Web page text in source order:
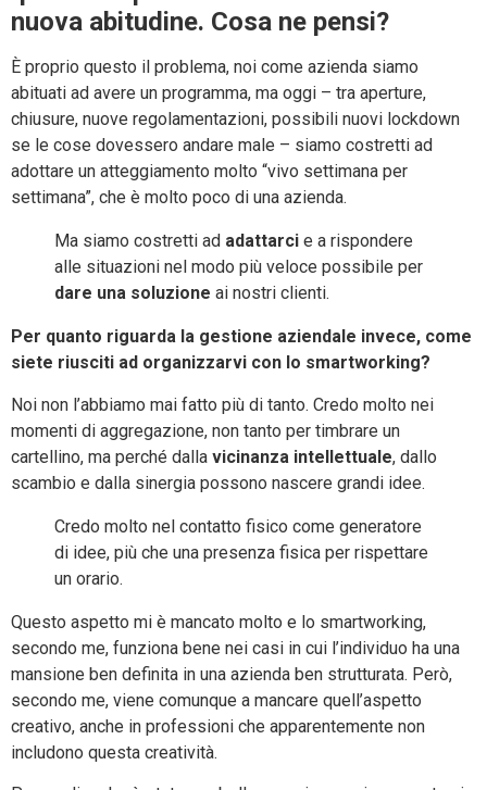
nuova abitudine. Cosa ne pensi?
È proprio questo il problema, noi come azienda siamo
abituati ad avere un programma, ma oggi – tra aperture,
chiusure, nuove regolamentazioni, possibili nuovi lockdown
se le cose dovessero andare male – siamo costretti ad
adottare un atteggiamento molto “vivo settimana per
settimana”, che è molto poco di una azienda.
Ma siamo costretti ad adattarci e a rispondere
alle situazioni nel modo più veloce possibile per
dare una soluzione ai nostri clienti.
Per quanto riguarda la gestione aziendale invece, come
siete riusciti ad organizzarvi con lo smartworking?
Noi non l’abbiamo mai fatto più di tanto. Credo molto nei
momenti di aggregazione, non tanto per timbrare un
cartellino, ma perché dalla vicinanza intellettuale, dallo
scambio e dalla sinergia possono nascere grandi idee.
Credo molto nel contatto fisico come generatore
di idee, più che una presenza fisica per rispettare
un orario.
Questo aspetto mi è mancato molto e lo smartworking,
secondo me, funziona bene nei casi in cui l’individuo ha una
mansione ben definita in una azienda ben strutturata. Però,
secondo me, viene comunque a mancare quell’aspetto
creativo, anche in professioni che apparentemente non
includono questa creatività.